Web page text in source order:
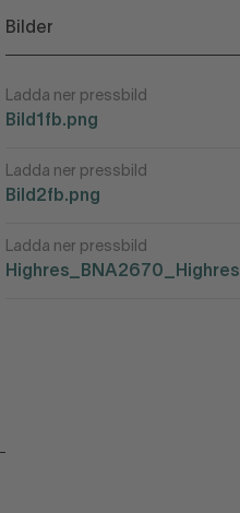
Bilder
Ladda ner pressbild
Bild1fb.png
Ladda ner pressbild
Bild2fb.png
Ladda ner pressbild